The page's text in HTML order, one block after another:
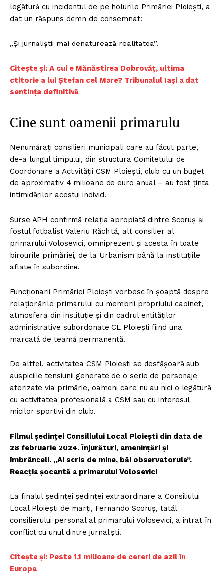
legătură cu incidentul de pe holurile Primăriei Ploiești, a
dat un răspuns demn de consemnat:
„Și jurnaliștii mai denaturează realitatea”.
Citește și: A cui e Mănăstirea Dobrovăţ, ultima
ctitorie a lui Ştefan cel Mare? Tribunalul Iaşi a dat
sentinţa definitivă
Cine sunt oamenii primarulu
Nenumărați consilieri municipali care au făcut parte,
de-a lungul timpului, din structura Comitetului de
Coordonare a Activității CSM Ploiești, club cu un buget
de aproximativ 4 milioane de euro anual – au fost ținta
intimidărilor acestui individ.
Surse APH confirmă relația apropiată dintre Scoruș și
fostul fotbalist Valeriu Răchită, alt consilier al
primarului Volosevici, omniprezent și acesta în toate
birourile primăriei, de la Urbanism până la instituțiile
aflate în subordine.
Funcționarii Primăriei Ploiești vorbesc în șoaptă despre
relaționările primarului cu membrii propriului cabinet,
atmosfera din instituție și din cadrul entităților
administrative subordonate CL Ploiești fiind una
marcată de teamă permanentă.
De altfel, activitatea CSM Ploiești se desfășoară sub
auspiciile tensiunii generate de o serie de personaje
aterizate via primărie, oameni care nu au nici o legătură
cu activitatea profesională a CSM sau cu interesul
micilor sportivi din club.
Filmul ședinței Consiliului Local Ploiești din data de
28 februarie 2024. Înjurături, amenințări și
îmbrânceli. „Ai scris de mine, băi observatorule”.
Reacția șocantă a primarului Volosevici
La finalul ședinței ședinței extraordinare a Consiliului
Local Ploiești de marți, Fernando Scoruș, tatăl
consilierului personal al primarului Volosevici, a intrat în
conflict cu unul dintre jurnaliști.
Citește și: Peste 1,1 milioane de cereri de azil în
Europa